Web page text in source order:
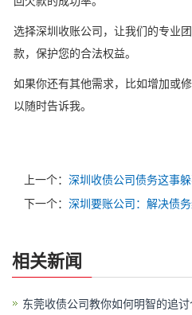
选择深圳收账公司，让我们的专业
款，保护您的合法权益。
如果你还有其他需求，比如增加或
以随时告诉我。
上一个： 深圳收债公司债务这事
下一个： 深圳要账公司：解决债
相关新闻
东莞收债公司教你如何明智的追